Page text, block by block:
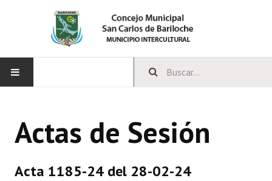
CONCEJO
Actas de Sesión
Acta 1185-24 del 28-02-24